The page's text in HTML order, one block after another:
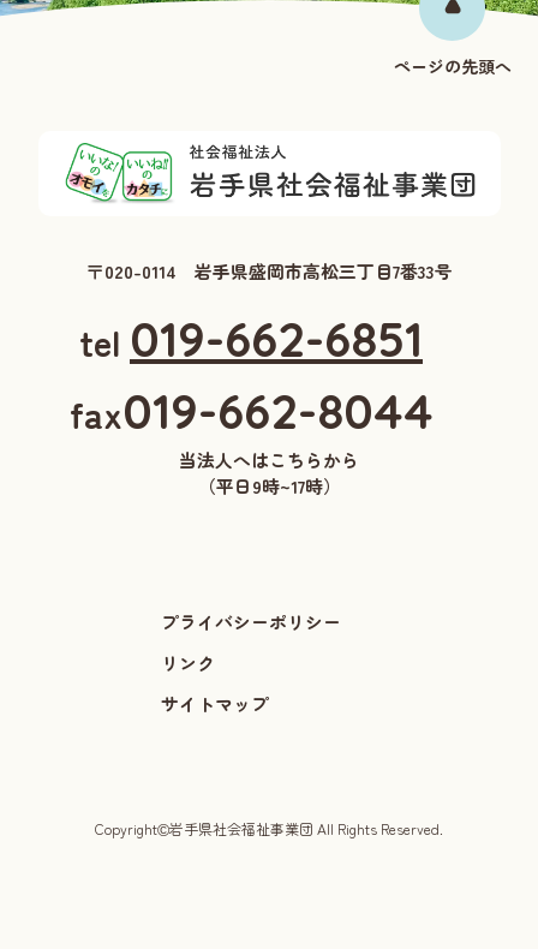
ページの先頭へ
〒020-0114 岩手県盛岡市高松三丁目7番33号
tel 019-662-6851
fax019-662-8044
当法人へはこちらから
（平日9時~17時）
プライバシーポリシー
リンク
サイトマップ
Copyright©岩手県社会福祉事業団 All Rights Reserved.